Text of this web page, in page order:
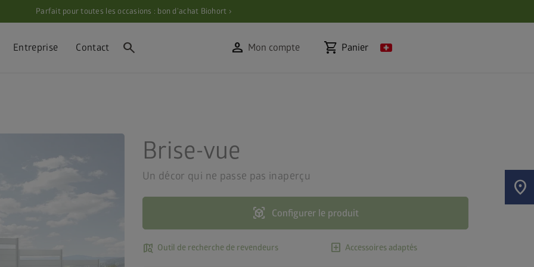
Parfait pour toutes les occasions : bon d’achat Biohort ›
Entreprise Contact search person Mon compte shopping_cart Panier
Brise-vue
Un décor qui ne passe pas inaperçu
view_in_ar Configurer le produit
map_search Outil de recherche de revendeurs add_box Accessoires adaptés
location_on